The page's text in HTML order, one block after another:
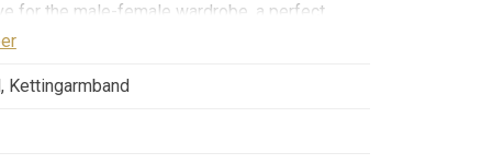
for the male-female wardrobe, a perfect
without age or gender. This unisex
Kettingarmband